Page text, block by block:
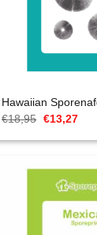
Hawaiian
€18,95
was:
€13,27
is: